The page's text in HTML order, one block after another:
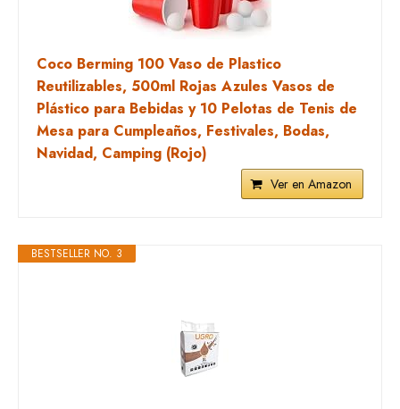
Coco Berming 100 Vaso de Plastico
Reutilizables, 500ml Rojas Azules Vasos de
Plástico para Bebidas y 10 Pelotas de Tenis de
Mesa para Cumpleaños, Festivales, Bodas,
Navidad, Camping (Rojo)
Ver en Amazon
BESTSELLER NO. 3